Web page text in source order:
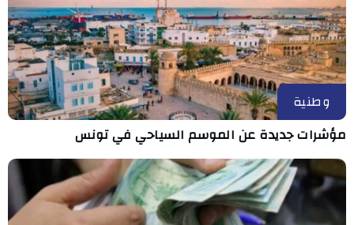
وطنية
مؤشرات جديدة عن الموسم السياحي في تونس